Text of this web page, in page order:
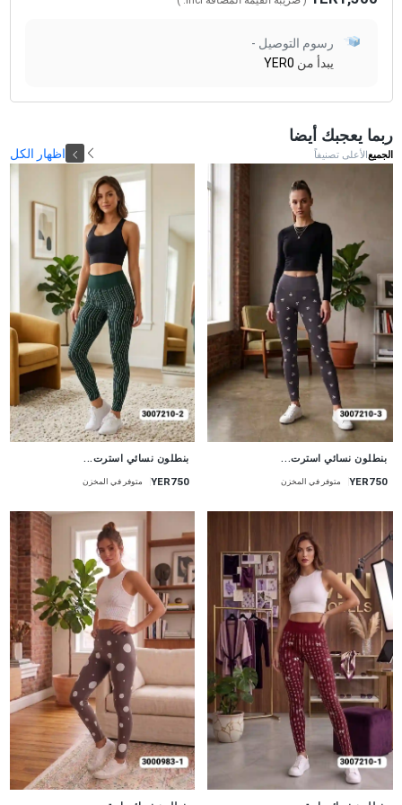
رسوم التوصيل -
يبدأ من YER0
ربما يعجبك أيضا
الجميعالأعلى تصنيفاً اظهار الكل
بنطلون نسائي استرت...
YER750 متوفر في المخزن
بنطلون نسائي استرت...
YER750 متوفر في المخزن